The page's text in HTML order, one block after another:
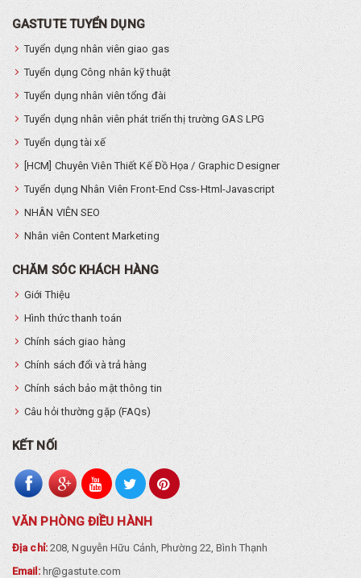
GASTUTE TUYỂN DỤNG
Tuyển dụng nhân viên giao gas
Tuyển dụng Công nhân kỹ thuật
Tuyển dụng nhân viên tổng đài
Tuyển dụng nhân viên phát triển thị trường GAS LPG
Tuyển dụng tài xế
[HCM] Chuyên Viên Thiết Kế Đồ Họa / Graphic Designer
Tuyển dụng Nhân Viên Front-End Css-Html-Javascript
NHÂN VIÊN SEO
Nhân viên Content Marketing
CHĂM SÓC KHÁCH HÀNG
Giới Thiệu
Hình thức thanh toán
Chính sách giao hàng
Chính sách đổi và trả hàng
Chính sách bảo mật thông tin
Câu hỏi thường gặp (FAQs)
KẾT NỐI
VĂN PHÒNG ĐIỀU HÀNH
Địa chỉ:208, Nguyễn Hữu Cảnh, Phường 22, Bình Thạnh
Email:hr@gastute.com